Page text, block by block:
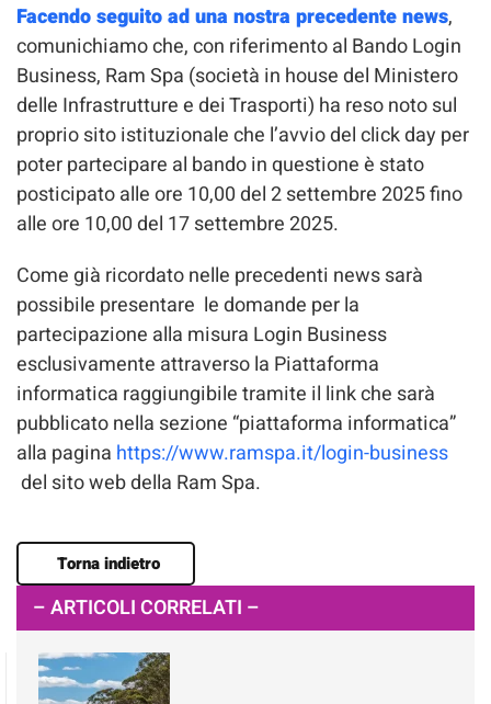
Facendo seguito ad una nostra precedente news,
comunichiamo che, con riferimento al Bando Login
Business, Ram Spa (società in house del Ministero
delle Infrastrutture e dei Trasporti) ha reso noto sul
proprio sito istituzionale che l’avvio del click day per
poter partecipare al bando in questione è stato
posticipato alle ore 10,00 del 2 settembre 2025 fino
alle ore 10,00 del 17 settembre 2025.
Come già ricordato nelle precedenti news sarà
possibile presentare le domande per la
partecipazione alla misura Login Business
esclusivamente attraverso la Piattaforma
informatica raggiungibile tramite il link che sarà
pubblicato nella sezione “piattaforma informatica”
alla pagina https://www.ramspa.it/login-business
del sito web della Ram Spa.
Torna indietro
– ARTICOLI CORRELATI –